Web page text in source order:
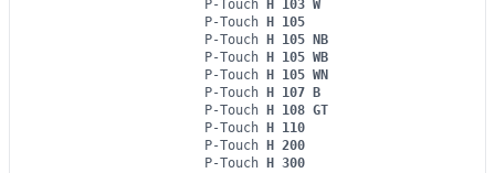
P-Touch H 103 W
P-Touch H 105
P-Touch H 105 NB
P-Touch H 105 WB
P-Touch H 105 WN
P-Touch H 107 B
P-Touch H 108 GT
P-Touch H 110
P-Touch H 200
P-Touch H 300